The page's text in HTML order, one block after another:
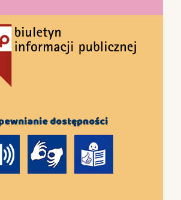
dostępności